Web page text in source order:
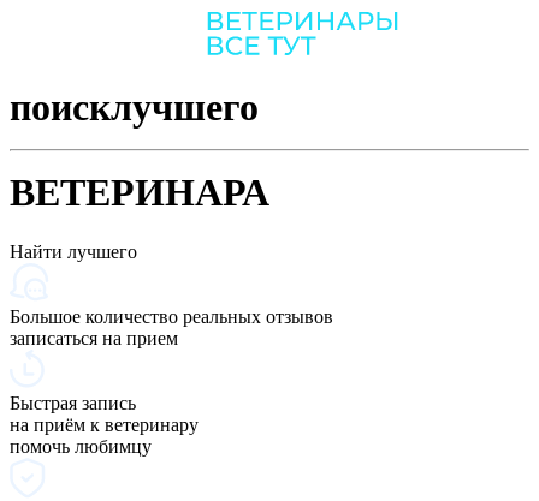
поисклучшего
ВЕТЕРИНАРА
Найти лучшего
Большое количество реальных отзывов
записаться на прием
Быстрая запись
на приём к ветеринару
помочь любимцу